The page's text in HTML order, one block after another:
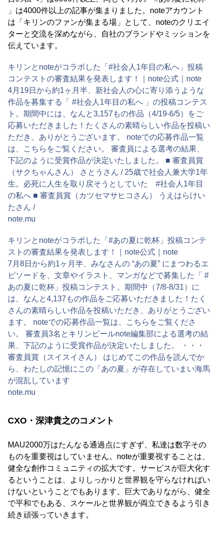
」は4000件以上の記事が集まりました。noteアカウント
は「キリンのファンが集まる場」として、noteのクリエイ
ターと交流を深めながら、自社のブランドやミッションを
伝えています。
キリンとnoteがコラボした「#社会人1年目の私へ」投稿
コンテストの審査結果を発表します！｜note公式｜note
4月19日から約1ヶ月半、新社会人の心に寄り添うような
作品を募集する「 #社会人1年目の私へ 」の投稿コンテス
ト。期間中には、なんと3,157もの作品（4/19-6/5）をご
応募いただきました！たくさんの素晴らしい作品を投稿い
ただき、ありがとうございます。 noteでの応募作品一覧
は、こちらをご覧ください。 審査員による選考の結果、
下記のように受賞作品が決定いたしました。 ■ 審査員賞
（サクちゃんさん） さとうさん / 25歳で社会人兼大学1年
生。必死に人生を取り戻そうとしていた #社会人1年目
の私へ ■ 審査員賞（カツセマサヒコさん） うえはらけい
たさん /
note.mu
キリンとnoteがコラボした「#あの夏に乾杯」投稿コンテ
ストの審査結果を発表します！｜note公式｜note
7月8日から約1ヶ月半、みなさんの “あの夏” にまつわるエ
ピソードを、文章やイラスト、マンガなどで募集した「 #
あの夏に乾杯」投稿コンテスト。期間中（7/8-8/31）に
は、なんと4,137もの作品をご応募いただきました！たく
さんの素晴らしい作品を投稿いただき、ありがとうござい
ます。 noteでの応募作品一覧は、こちらをご覧くださ
い。 審査員3名とキリンビールnote編集部による選考の結
果、下記のように受賞作品が決定いたしました。 ・・・
審査員賞（スイスイさん） はじめてこの作品を読んでか
ら、わたしの記憶にこの「あの夏」が存在していまい海馬
が混乱しています
note.mu
CXO・深津貴之のコメント
MAU2000万はたんなる通過点にすぎず、私達は数字その
ものを重要視はしていません。noteが重要視することは、
健全な創作コミュニティの拡大です。サービスが巨大化す
るということは、よりしっかりと世界観を守らなければい
けないということでもあります。巨大でありながら、健全
で平和でもある、スケールと世界観が両立できるよう引き
続き頑張っていきます。